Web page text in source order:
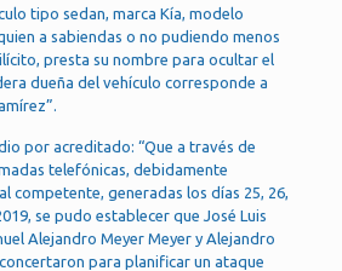
tipo sedan, marca Kía, modelo
a sabiendas o no pudiendo menos
presta su nombre para ocultar el
dueña del vehículo corresponde a
por acreditado: “Que a través de
telefónicas, debidamente
competente, generadas los días 25, 26,
se pudo establecer que José Luis
Alejandro Meyer Meyer y Alejandro
para planificar un ataque